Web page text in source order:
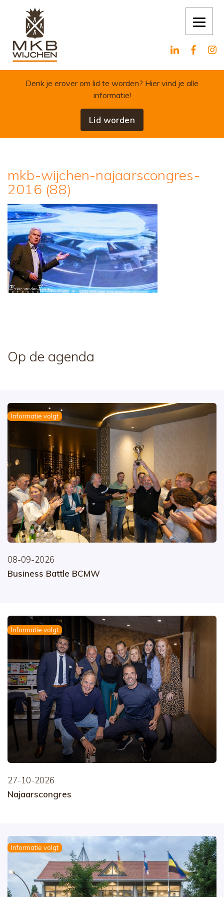
Skip to content
Denk je erover om lid te worden? Hier vind je alle
informatie!
Lid worden
mkb-wijchen-najaarscongres-
2016 (88)
Op de agenda
Informatie volgt
08-09-2026
Business Battle BCMW
Informatie volgt
27-10-2026
Najaarscongres
Informatie volgt